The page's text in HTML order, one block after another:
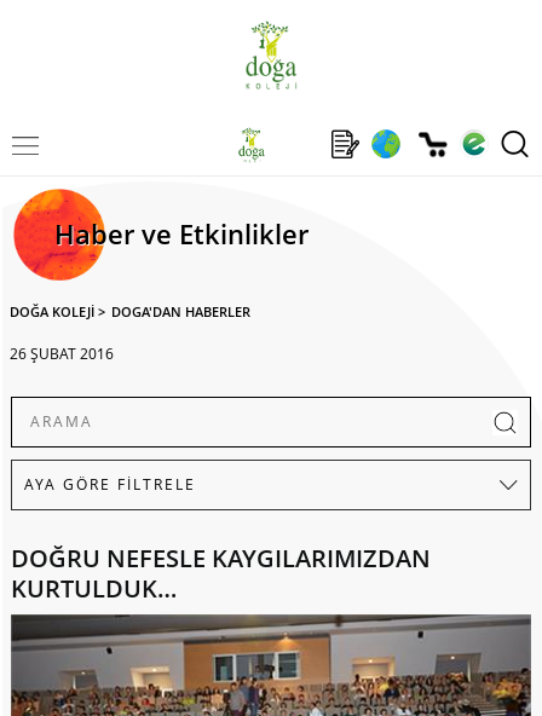
Haber ve Etkinlikler
DOĞA KOLEJİ > DOGA'DAN HABERLER
26 ŞUBAT 2016
DOĞRU NEFESLE KAYGILARIMIZDAN
KURTULDUK…